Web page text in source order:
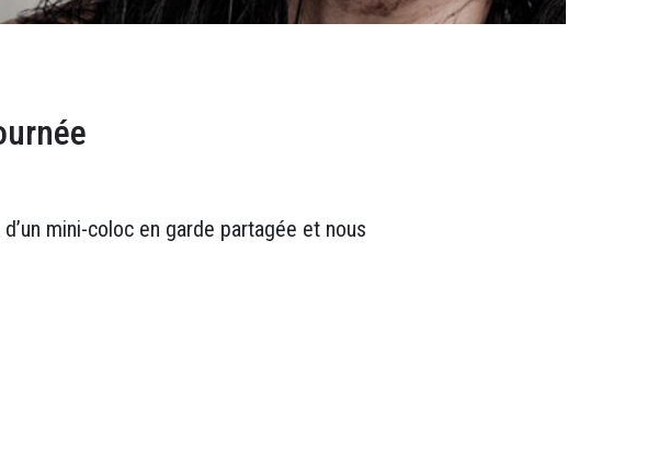
mini-coloc en garde partagée et nous